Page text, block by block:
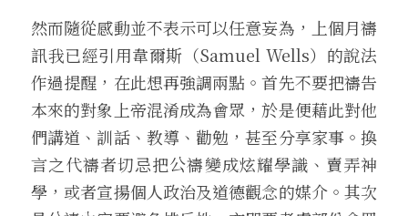
然而隨從感動並不表示可以任意妄為，上個月禱
訊我已經引用韋爾斯（Samuel Wells）的說法
作過提醒，在此想再強調兩點。首先不要把禱告
本來的對象上帝混淆成為會眾，於是便藉此對他
們講道、訓話、教導、勸勉，甚至分享家事。換
言之代禱者切忌把公禱變成炫耀學識、賣弄神
學，或者宣揚個人政治及道德觀念的媒介。其次